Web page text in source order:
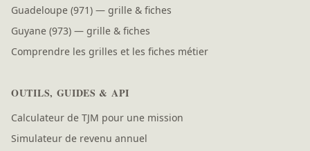
Guadeloupe (971) — grille & fiches
Guyane (973) — grille & fiches
Comprendre les grilles et les fiches métier
OUTILS, GUIDES & API
Calculateur de TJM pour une mission
Simulateur de revenu annuel